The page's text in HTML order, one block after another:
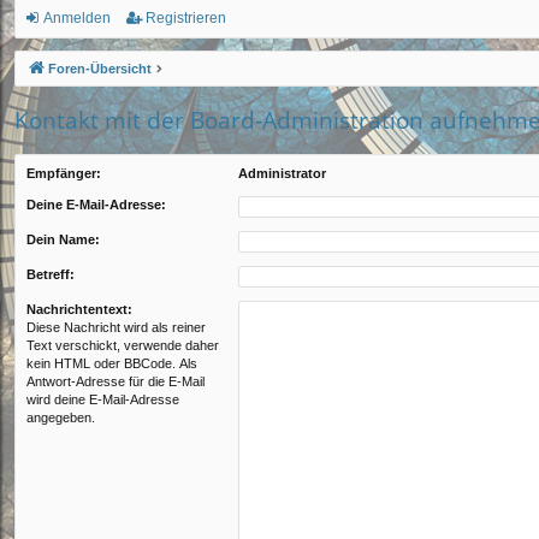
ch
ne
llz
ug
rif
f
Anmelden Registrieren
Foren-Übersicht
Kontakt mit der Board-Administration
Empfänger: Administrator
Deine E-Mail-Adresse:
Dein Name:
Betreff:
Nachrichtentext:
Diese Nachricht wird als reiner
Text verschickt, verwende daher
kein HTML oder BBCode. Als
Antwort-Adresse für die E-Mail
wird deine E-Mail-Adresse
angegeben.